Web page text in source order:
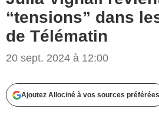
“tensions” dans
de Télématin
20 sept. 2024 à 12:00
Ajoutez Allociné à vos sources préférées